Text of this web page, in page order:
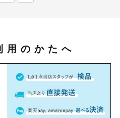
用のかたへ